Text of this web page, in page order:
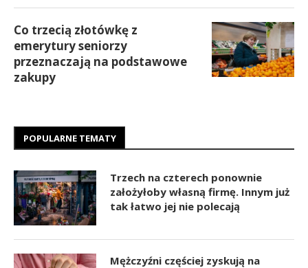
Co trzecią złotówkę z
emerytury seniorzy
przeznaczają na podstawowe
zakupy
POPULARNE TEMATY
Trzech na czterech ponownie
założyłoby własną firmę. Innym już
tak łatwo jej nie polecają
Mężczyźni częściej zyskują na